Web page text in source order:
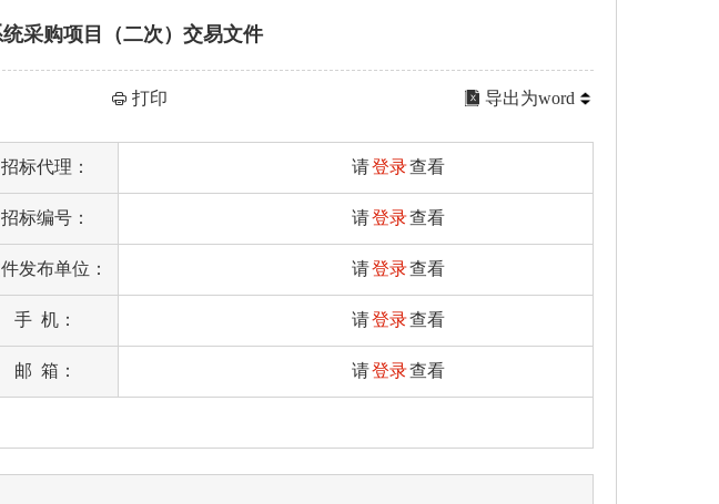
采购项目（二次）交易文件
导出为word
招标代理： 请登录查看
招标编号： 请登录查看
发布单位： 请登录查看
手 机： 请登录查看
邮 箱： 请登录查看